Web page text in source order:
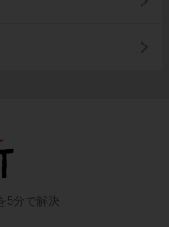
5分で解決